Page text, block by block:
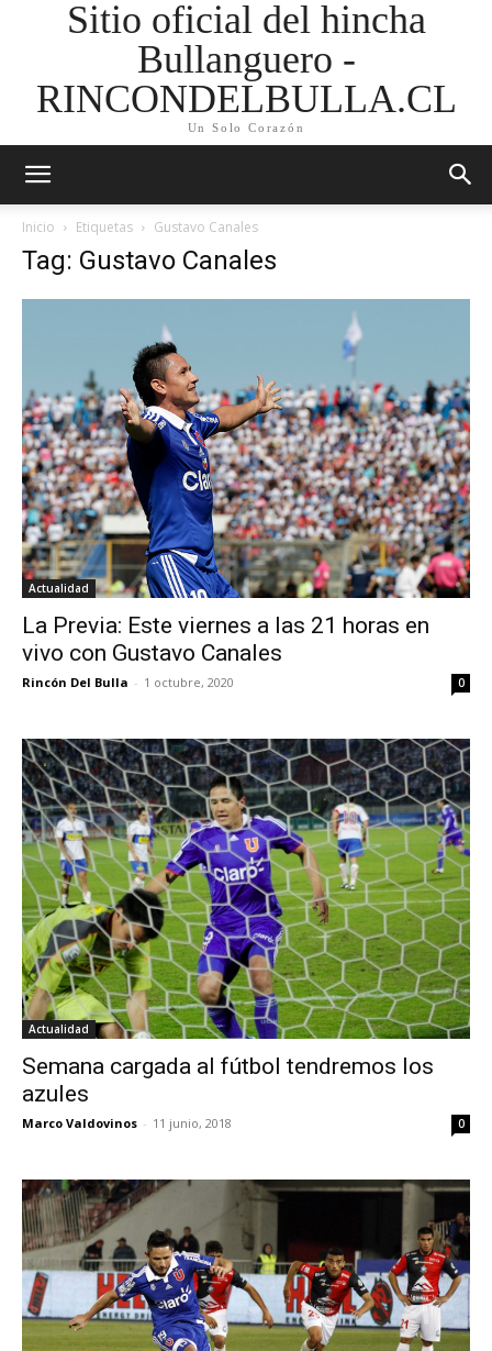
Sitio oficial del hincha
Bullanguero -
RINCONDELBULLA.CL
Un Solo Corazón
Inicio Etiquetas Gustavo Canales
Tag: Gustavo Canales
Actualidad
La Previa: Este viernes a las 21 horas en
vivo con Gustavo Canales
Rincón Del Bulla - 1 octubre, 2020 0
Actualidad
Semana cargada al fútbol tendremos los
azules
Marco Valdovinos - 11 junio, 2018 0